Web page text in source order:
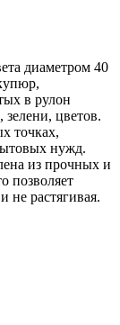
диаметром 40
в рулон
цветов.
точках,
нужд.
из прочных и
позволяет
не растягивая.